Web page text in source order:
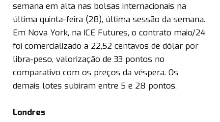
semana em alta nas bolsas internacionais na
última quinta-feira (28), última sessão da semana.
Em Nova York, na ICE Futures, o contrato maio/24
foi comercializado a 22,52 centavos de dólar por
libra-peso, valorização de 33 pontos no
comparativo com os preços da véspera. Os
demais lotes subiram entre 5 e 28 pontos.
Londres